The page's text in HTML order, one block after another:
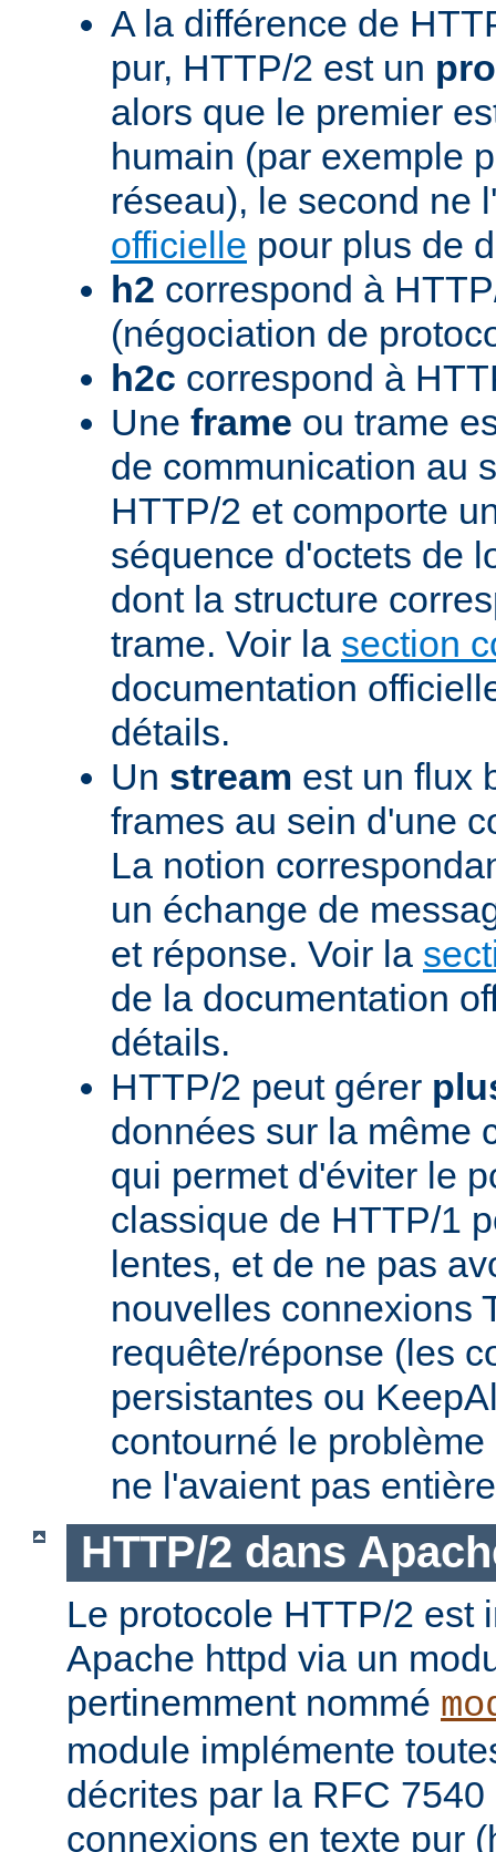
A la différence de
pur, HTTP/2 est un
alors que le premier
humain (par exemple
réseau), le second ne
officielle pour plus de
h2 correspond à
(négociation de
h2c correspond à
Une frame ou trame
de communication au
HTTP/2 et comporte
séquence d'octets de
dont la structure
trame. Voir la section
documentation
détails.
Un stream est un flux
frames au sein d'une
La notion
un échange de
et réponse. Voir la
de la documentation
détails.
HTTP/2 peut gérer
données sur la même
qui permet d'éviter le
classique de HTTP/1
lentes, et de ne pas
nouvelles connexions
requête/réponse (les
persistantes ou
contourné le
ne l'avaient pas
HTTP/2 dans
Le protocole HTTP/2 est
Apache httpd via un
pertinemment nommé
module implémente
décrites par la RFC
connexions en texte pur